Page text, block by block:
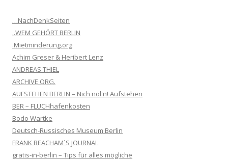
…NachDenkSeiten
..WEM GEHÖRT BERLIN
.Mietminderung.org
Achim Greser & Heribert Lenz
ANDREAS THIEL
ARCHIVE ORG.
AUFSTEHEN BERLIN – Nich nöl'n! Aufstehen
BER – FLUCHhafenkosten
Bodo Wartke
Deutsch-Russisches Museum Berlin
FRANK BEACHAM´S JOURNAL
gratis-in-berlin – Tips für alles mögliche